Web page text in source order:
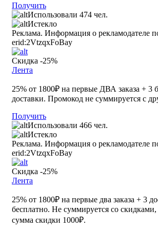
Получить
Использовали 474 чел.
Истекло
Реклама. Информация о рекламодателе
erid:2VtzqxFoBay
Скидка -25%
Лента
25% от 1800₽ на первые ДВА заказа + 3
доставки. Промокод не суммируется с
Получить
Использовали 466 чел.
Истекло
Реклама. Информация о рекламодателе
erid:2VtzqxFoBay
Скидка -25%
Лента
25% от 1800₽ на первые два заказа + 3
бесплатно. Не суммируется со
сумма скидки 1000₽.